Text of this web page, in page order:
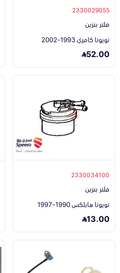
2330029055
فلتر بنزين
تويوتا كامري 1993-2002
52.00
2330034100
فلتر بنزين
تويوتا هايلكس 1990-1997
13.00